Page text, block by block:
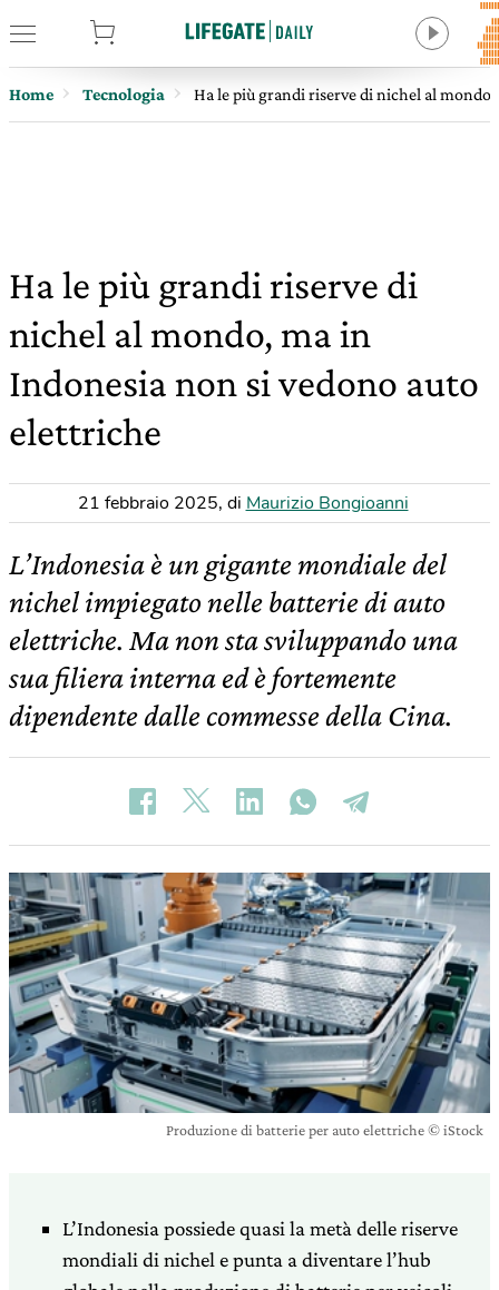
Home Tecnologia Ha le più grandi riserve di nichel al
Ha le più grandi riserve di
nichel al mondo, ma in
Indonesia non si vedono auto
elettriche
21 febbraio 2025, di Maurizio Bongioanni
L’Indonesia è un gigante mondiale del
nichel impiegato nelle batterie di auto
elettriche. Ma non sta sviluppando una
sua filiera interna ed è fortemente
dipendente dalle commesse della Cina.
Produzione di batterie per auto elettriche © iStock
L’Indonesia possiede quasi la metà delle riserve
mondiali di nichel e punta a diventare l’hub